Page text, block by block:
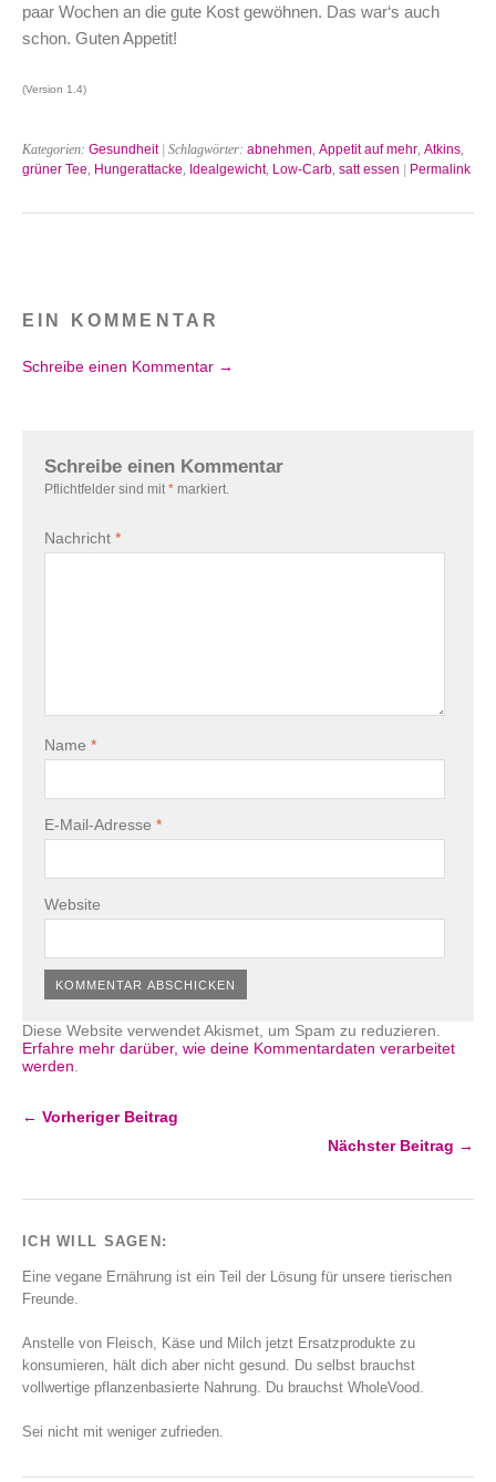
paar Wochen an die gute Kost gewöhnen. Das war‘s auch
schon. Guten Appetit!
(Version 1.4)
Kategorien: Gesundheit| Schlagwörter: abnehmen, Appetit auf mehr, Atkins,
grüner Tee, Hungerattacke, Idealgewicht, Low-Carb, satt essen Permalink
EIN KOMMENTAR
Schreibe einen Kommentar →
Schreibe einen Kommentar
Pflichtfelder sind mit * markiert.
Nachricht *
Name *
E-Mail-Adresse *
Website
Diese Website verwendet Akismet, um Spam zu reduzieren.
Erfahre mehr darüber, wie deine Kommentardaten verarbeitet
werden.
← Vorheriger Beitrag
Nächster Beitrag →
ICH WILL SAGEN:
Eine vegane Ernährung ist ein Teil der Lösung für unsere tierischen
Freunde.
Anstelle von Fleisch, Käse und Milch jetzt Ersatzprodukte zu
konsumieren, hält dich aber nicht gesund. Du selbst brauchst
vollwertige pflanzenbasierte Nahrung. Du brauchst WholeVood.
Sei nicht mit weniger zufrieden.